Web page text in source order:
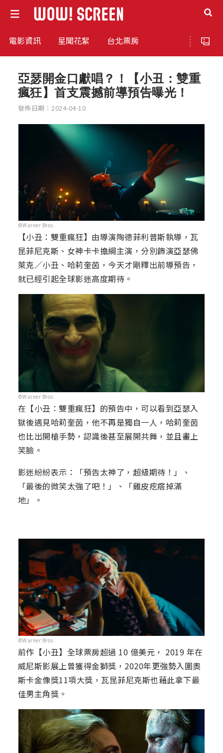
電影資訊 星聞花絮 台北票房
亞瑟開金口獻唱？！【小丑：雙重
瘋狂】首支震撼前導預告曝光！⁣
發佈日期：2024-04-10
©Warner Bros.
【小丑：雙重瘋狂】由導演陶德菲利普斯執導，瓦
昆菲尼克斯、女神卡卡擔綱主演，分別飾演亞瑟佛
萊克／小丑、哈莉奎茵，今天才剛釋出前導預告，
就已經引起全球影迷高度期待。
©Warner Bros.
在【小丑：雙重瘋狂】的預告中，可以看到亞瑟入
獄後遇見哈莉奎茵，他不再是獨自一人，哈莉奎茵
也比出開槍手勢，認識後甚至展開共舞，並且畫上
笑臉。
影迷紛紛表示：「預告太神了，超級期待！」、
「最後的微笑太強了吧！」、「雞皮疙瘩掉滿
地」。
©Warner Bros.
前作【小丑】全球票房超過 10 億美元， 2019 年在
威尼斯影展上曾獲得金獅獎，2020年更強勢入圍奧
斯卡金像獎11項大獎，瓦昆菲尼克斯也藉此拿下最
佳男主角獎。